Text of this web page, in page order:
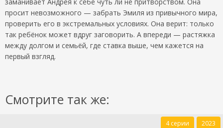
просит невозможного — забрать Эмиля из привычного мира,
проверить его в экстремальных условиях. Она верит: только
так ребёнок может вдруг заговорить. А впереди — растяжка
между долгом и семьёй, где ставка выше, чем кажется на
первый взгляд.
Смотрите так же:
4 серии 2023